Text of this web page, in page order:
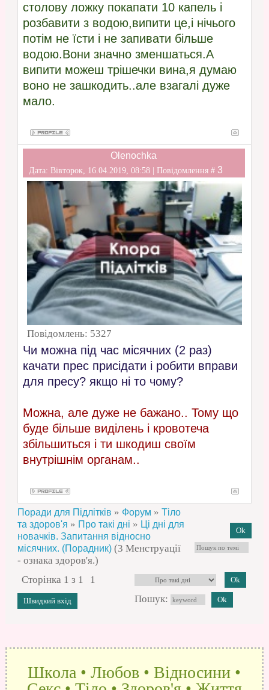
столову ложку покапати 10 капель і
розбавити з водою,випити це,і нічього
потім не їсти і не запивати більше
водою.Вони значно зменшаться.А
випити можеш трішечки вина,я думаю
воно не зашкодить..але взагалі дуже
мало.
Olenochka
Дата: Вівторок, 16.04.2019, 08:58 | Повідомлення # 3
Повідомлень: 5327
Чи можна під час місячних (2 раз)
качати прес присідати і робити вправи
для пресу? якщо ні то чому?
Можна, але дуже не бажано.. Тому що
буде більше виділень і кровотеча
збільшиться і ти шкодиш своїм
внутрішнім органам..
Поради для Підлітків » Форум » Тіло
та здоров'я » Про такі дні » Ці дні для
новачків. Запитання відносно
місячних. (Порадник) (3 Менструації
- ознака здоров'я.)
Сторінка 1 з 1
1
Пошук:
Школа • Любов • Відносини •